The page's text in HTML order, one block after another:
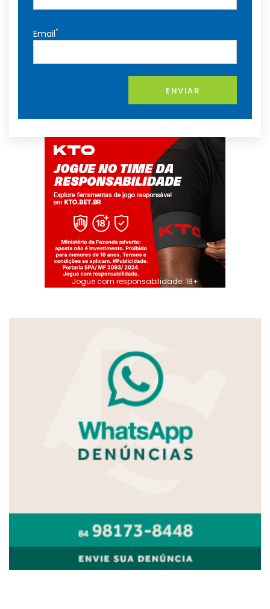
Email*
ENVIAR
Jogue com responsabilidade. 18+